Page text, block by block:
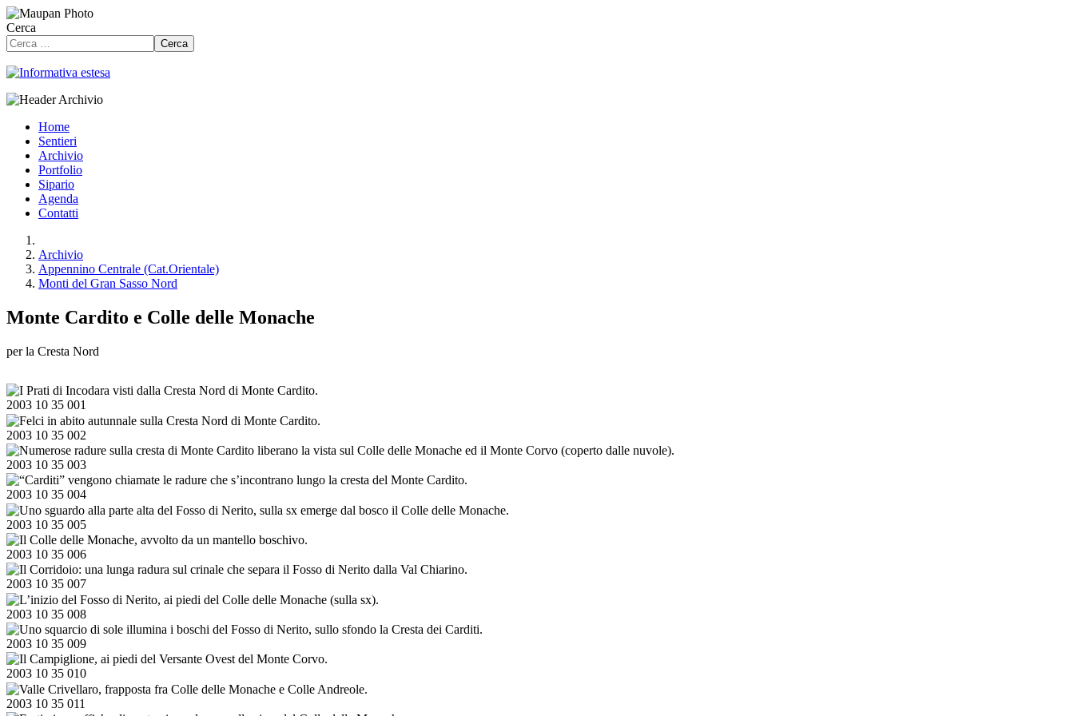
Cerca
Cerca
Home
Sentieri
Archivio
Portfolio
Sipario
Agenda
Contatti
Archivio
Appennino Centrale (Cat.Orientale)
Monti del Gran Sasso Nord
Monte Cardito e Colle delle Monache
per la Cresta Nord
2003 10 35 001
2003 10 35 002
2003 10 35 003
2003 10 35 004
2003 10 35 005
2003 10 35 006
2003 10 35 007
2003 10 35 008
2003 10 35 009
2003 10 35 010
2003 10 35 011